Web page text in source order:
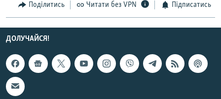
Поділитись Читати без VPN Підписатись
ДОЛУЧАЙСЯ!